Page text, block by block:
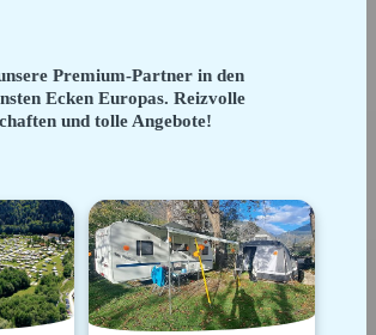
Premium-Partner in den
Ecken Europas. Reizvolle
und tolle Angebote!